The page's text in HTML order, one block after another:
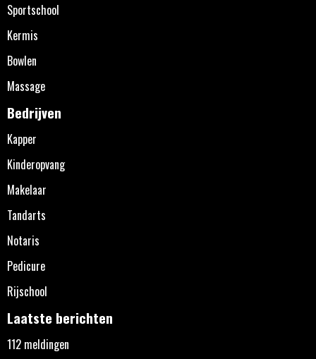
Sportschool
Kermis
Bowlen
Massage
Bedrijven
Kapper
Kinderopvang
Makelaar
Tandarts
Notaris
Pedicure
Rijschool
Laatste berichten
112 meldingen